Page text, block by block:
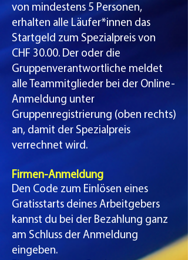
von mindestens 5 Personen,
erhalten alle Läufer*innen das
Startgeld zum Spezialpreis von
CHF 30.00. Der oder die
Gruppenverantwortliche meldet
alle Teammitglieder bei der Online-
Anmeldung unter
Gruppenregistrierung (oben rechts)
an, damit der Spezialpreis
verrechnet wird.
Firmen-Anmeldung
Den Code zum Einlösen eines
Gratisstarts deines Arbeitgebers
kannst du bei der Bezahlung ganz
am Schluss der Anmeldung
eingeben.